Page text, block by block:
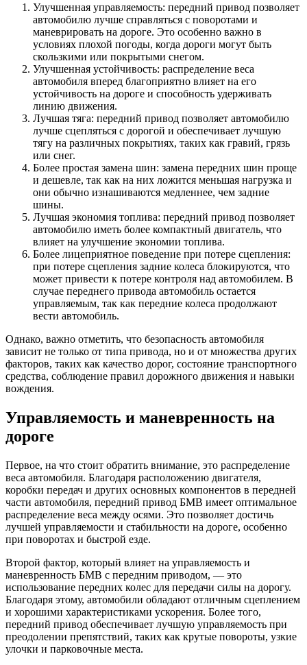
Улучшенная управляемость: передний привод позволяет
автомобилю лучше справляться с поворотами и
маневрировать на дороге. Это особенно важно в
условиях плохой погоды, когда дороги могут быть
скользкими или покрытыми снегом.
Улучшенная устойчивость: распределение веса
автомобиля вперед благоприятно влияет на его
устойчивость на дороге и способность удерживать
линию движения.
Лучшая тяга: передний привод позволяет автомобилю
лучше сцепляться с дорогой и обеспечивает лучшую
тягу на различных покрытиях, таких как гравий, грязь
или снег.
Более простая замена шин: замена передних шин проще
и дешевле, так как на них ложится меньшая нагрузка и
они обычно изнашиваются медленнее, чем задние
шины.
Лучшая экономия топлива: передний привод позволяет
автомобилю иметь более компактный двигатель, что
влияет на улучшение экономии топлива.
Более лицеприятное поведение при потере сцепления:
при потере сцепления задние колеса блокируются, что
может привести к потере контроля над автомобилем. В
случае переднего привода автомобиль остается
управляемым, так как передние колеса продолжают
вести автомобиль.
Однако, важно отметить, что безопасность автомобиля
зависит не только от типа привода, но и от множества других
факторов, таких как качество дорог, состояние транспортного
средства, соблюдение правил дорожного движения и навыки
вождения.
Управляемость и маневренность на
дороге
Первое, на что стоит обратить внимание, это распределение
веса автомобиля. Благодаря расположению двигателя,
коробки передач и других основных компонентов в передней
части автомобиля, передний привод БМВ имеет оптимальное
распределение веса между осями. Это позволяет достичь
лучшей управляемости и стабильности на дороге, особенно
при поворотах и быстрой езде.
Второй фактор, который влияет на управляемость и
маневренность БМВ с передним приводом, — это
использование передних колес для передачи силы на дорогу.
Благодаря этому, автомобили обладают отличным сцеплением
и хорошими характеристиками ускорения. Более того,
передний привод обеспечивает лучшую управляемость при
преодолении препятствий, таких как крутые повороты, узкие
улочки и парковочные места.